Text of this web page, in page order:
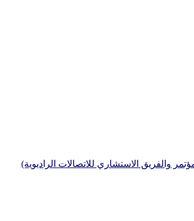
والفريق الاستشاري للاتصالات الراديوية)